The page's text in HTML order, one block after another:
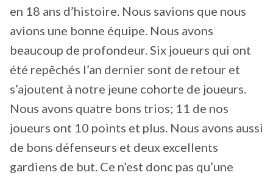
en 18 ans d’histoire. Nous savions que nous
avions une bonne équipe. Nous avons
beaucoup de profondeur. Six joueurs qui ont
été repêchés l’an dernier sont de retour et
s’ajoutent à notre jeune cohorte de joueurs.
Nous avons quatre bons trios; 11 de nos
joueurs ont 10 points et plus. Nous avons aussi
de bons défenseurs et deux excellents
gardiens de but. Ce n’est donc pas qu’une